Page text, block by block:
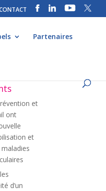
Partenaires
et
ont
et
d’un